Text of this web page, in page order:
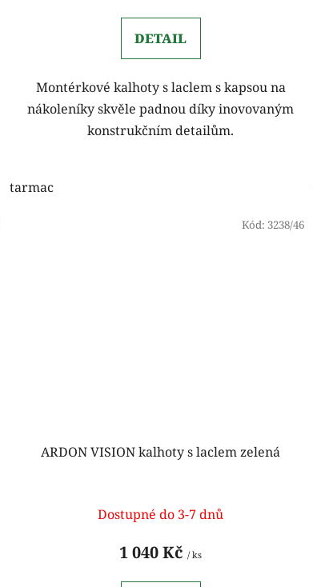
DETAIL
Montérkové kalhoty s laclem s kapsou na
nákoleníky skvěle padnou díky inovovaným
konstrukčním detailům.
tarmac
ARDON VISION kalhoty s laclem zelená
Dostupné do 3-7 dnů
1 040 Kč/ ks
Kód: 3238/46